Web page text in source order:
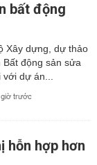
bất động
Xây dựng, dự thảo
Bất động sản sửa
với dự án...
trước
hỗn hợp hơn